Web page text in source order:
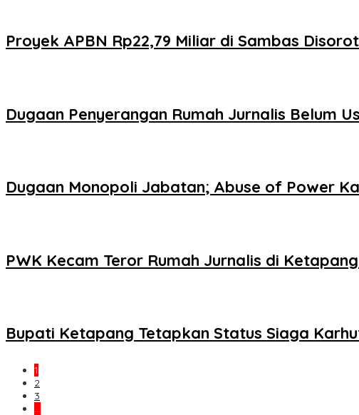
Proyek APBN Rp22,79 Miliar di Sambas
Dugaan Penyerangan Rumah Jurnalis Belum
Dugaan Monopoli Jabatan; Abuse of Power
PWK Kecam Teror Rumah Jurnalis di
Bupati Ketapang Tetapkan Status Siaga
1
2
3
…